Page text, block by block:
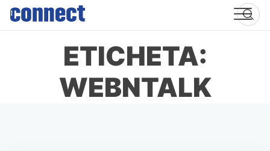
Skip
content
ETICHETA:
WEBNTALK